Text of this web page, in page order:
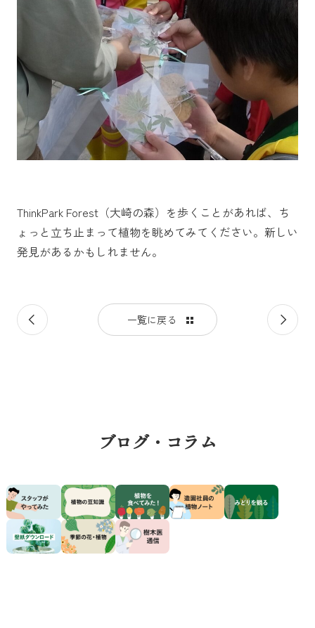
ThinkPark Forest（大崎の森）を歩くことがあれば、ち
ょっと立ち止まって植物を眺めてみてください。新しい
発見があるかもしれません。
前
の
一覧に戻る
次
の
ブログ・コラム